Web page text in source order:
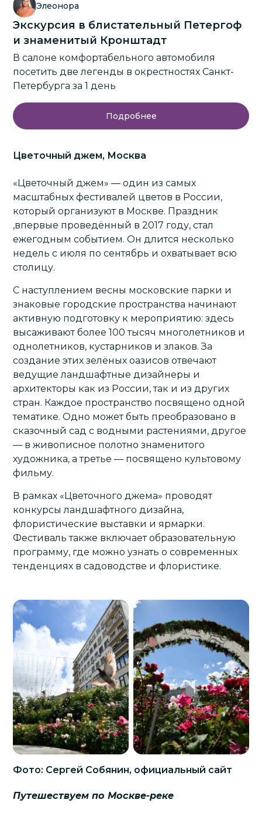
Элеонора
Экскурсия в блистательный Петергоф
и знаменитый Кронштадт
В салоне комфортабельного автомобиля
посетить две легенды в окрестностях Санкт-
Петербурга за 1 день
Подробнее
Цветочный джем, Москва
«Цветочный джем» — один из самых
масштабных фестивалей цветов в России,
который организуют в Москве. Праздник
,впервые проведённый в 2017 году, стал
ежегодным событием. Он длится несколько
недель с июля по сентябрь и охватывает всю
столицу.
С наступлением весны московские парки и
знаковые городские пространства начинают
активную подготовку к мероприятию: здесь
высаживают более 100 тысяч многолетников и
однолетников, кустарников и злаков. За
создание этих зелёных оазисов отвечают
ведущие ландшафтные дизайнеры и
архитекторы как из России, так и из других
стран. Каждое пространство посвящено одной
тематике. Одно может быть преобразовано в
сказочный сад с водными растениями, другое
— в живописное полотно знаменитого
художника, а третье — посвящено культовому
фильму.
В рамках «Цветочного джема» проводят
конкурсы ландшафтного дизайна,
флористические выставки и ярмарки.
Фестиваль также включает образовательную
программу, где можно узнать о современных
тенденциях в садоводстве и флористике.
Фото: Сергей Собянин, официальный сайт
Путешествуем по Москве-реке